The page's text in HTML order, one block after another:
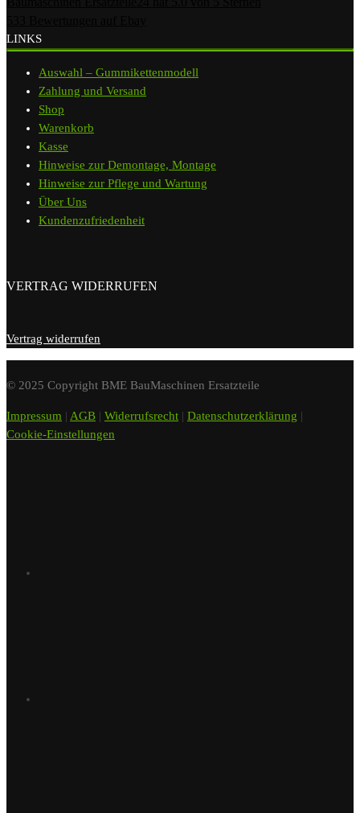
LINKS
Auswahl – Gummikettenmodell
Zahlung und Versand
Shop
Warenkorb
Kasse
Hinweise zur Demontage, Montage
Hinweise zur Pflege und Wartung
Über Uns
Kundenzufriedenheit
VERTRAG WIDERRUFEN
Vertrag widerrufen
© 2025 Copyright BME BauMaschinen Ersatzteile
Impressum | AGB | Widerrufsrecht | Datenschutzerklärung |
Cookie-Einstellungen